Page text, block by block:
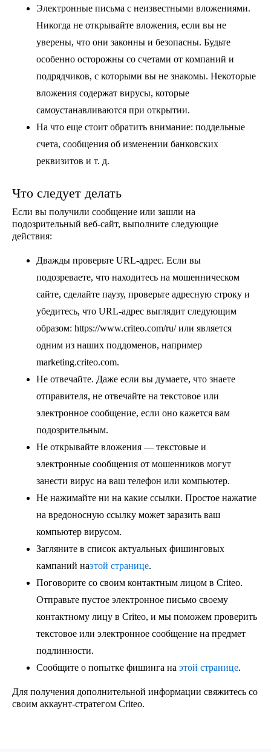
Электронные письма с неизвестными вложениями.
Никогда не открывайте вложения, если вы не
уверены, что они законны и безопасны. Будьте
особенно осторожны со счетами от компаний и
подрядчиков, с которыми вы не знакомы. Некоторые
вложения содержат вирусы, которые
самоустанавливаются при открытии.
На что еще стоит обратить внимание: поддельные
счета, сообщения об изменении банковских
реквизитов и т. д.
Что следует делать
Если вы получили сообщение или зашли на
подозрительный веб-сайт, выполните следующие
действия:
Дважды проверьте URL-адрес. Если вы
подозреваете, что находитесь на мошенническом
сайте, сделайте паузу, проверьте адресную строку и
убедитесь, что URL-адрес выглядит следующим
образом: https://www.criteo.com/ru/ или является
одним из наших поддоменов, например
marketing.criteo.com.
Не отвечайте. Даже если вы думаете, что знаете
отправителя, не отвечайте на текстовое или
электронное сообщение, если оно кажется вам
подозрительным.
Не открывайте вложения — текстовые и
электронные сообщения от мошенников могут
занести вирус на ваш телефон или компьютер.
Не нажимайте ни на какие ссылки. Простое нажатие
на вредоносную ссылку может заразить ваш
компьютер вирусом.
Загляните в список актуальных фишинговых
кампаний наэтой странице.
Поговорите со своим контактным лицом в Criteo.
Отправьте пустое электронное письмо своему
контактному лицу в Criteo, и мы поможем проверить
текстовое или электронное сообщение на предмет
подлинности.
Сообщите о попытке фишинга на этой странице.
Для получения дополнительной информации свяжитесь со
своим аккаунт-стратегом Criteo.